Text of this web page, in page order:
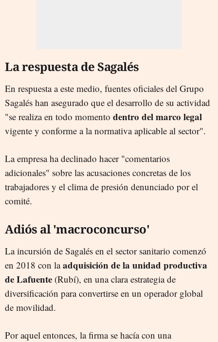
La respuesta de Sagalés
En respuesta a este medio, fuentes oficiales del Grupo
Sagalés han asegurado que el desarrollo de su actividad
"se realiza en todo momento dentro del marco legal
vigente y conforme a la normativa aplicable al sector".
La empresa ha declinado hacer "comentarios
adicionales" sobre las acusaciones concretas de los
trabajadores y el clima de presión denunciado por el
comité.
Adiós al 'macroconcurso'
La incursión de Sagalés en el sector sanitario comenzó
en 2018 con laadquisición de la unidad productiva
de Lafuente (Rubí), en una clara estrategia de
diversificación para convertirse en un operador global
de movilidad.
Por aquel entonces, la firma se hacía con una